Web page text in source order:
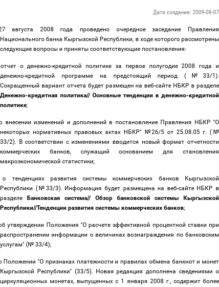
Дата создания: 2009-08-07
августа 2008 года проведено очередное заседание Правления
Национального банка Кыргызской Республики, в ходе которого рассмотрены
следующие вопросы и приняты соответствующие постановления:
отчет о денежно-кредитной политике за первое полугодие 2008 года и
денежно-кредитной программе на предстоящий период (№33/1).
Сокращенный вариант отчета будет размещен на веб-сайте НБКР в разделе
Денежно-кредитная политика// Основные тенденции в денежно-кредитной
политике;
внесении изменений и дополнений в постановление Правления НБКР "О
некоторых нормативных правовых актах НБКР" №26/5 от 25.08.05 г. (№
33/2). В соответствии с изменениями вводится новый формат отчетности
коммерческих банков, служащий основанием для становления
макроэкономической статистики;
о тенденциях развития системы коммерческих банков Кыргызской
Республики (№33/3). Информация будет размещена на веб-сайте НБКР в
разделе
Банковская система// Обзор банковской системы Кыргызской
Республики//Тенденции развития системы коммерческих банков;
утверждении Положения "О расчете эффективной процентной ставки при
распространении информации о величинах вознаграждения по банковским
услугам" (№ 33/4);
Положении "О признаках платежности и правилах обмена банкнот и монет
Кыргызской Республики" (33/5). Новая редакция дополнена сведениями о
циркуляционных монетах, выпущенных с 1 января 2008 г., содержит более